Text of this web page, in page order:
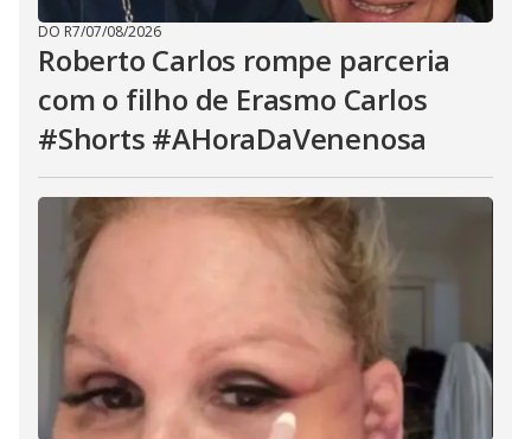
DO R7/07/08/2026
Roberto Carlos rompe parceria
com o filho de Erasmo Carlos
#Shorts #AHoraDaVenenosa